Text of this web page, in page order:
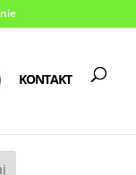
KONTAKT